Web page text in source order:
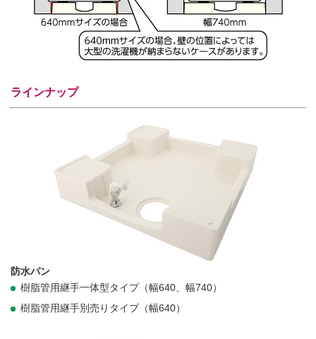
ラインナップ
防水パン
樹脂管用継手一体型タイプ（幅640、幅740）
樹脂管用継手別売りタイプ（幅640）